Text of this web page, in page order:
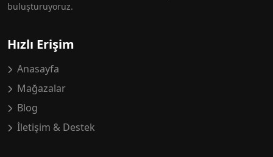
buluşturuyoruz.
Hızlı Erişim
Anasayfa
Mağazalar
Blog
İletişim & Destek